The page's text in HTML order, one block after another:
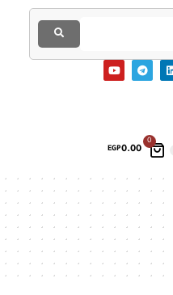
0
EGP0.00